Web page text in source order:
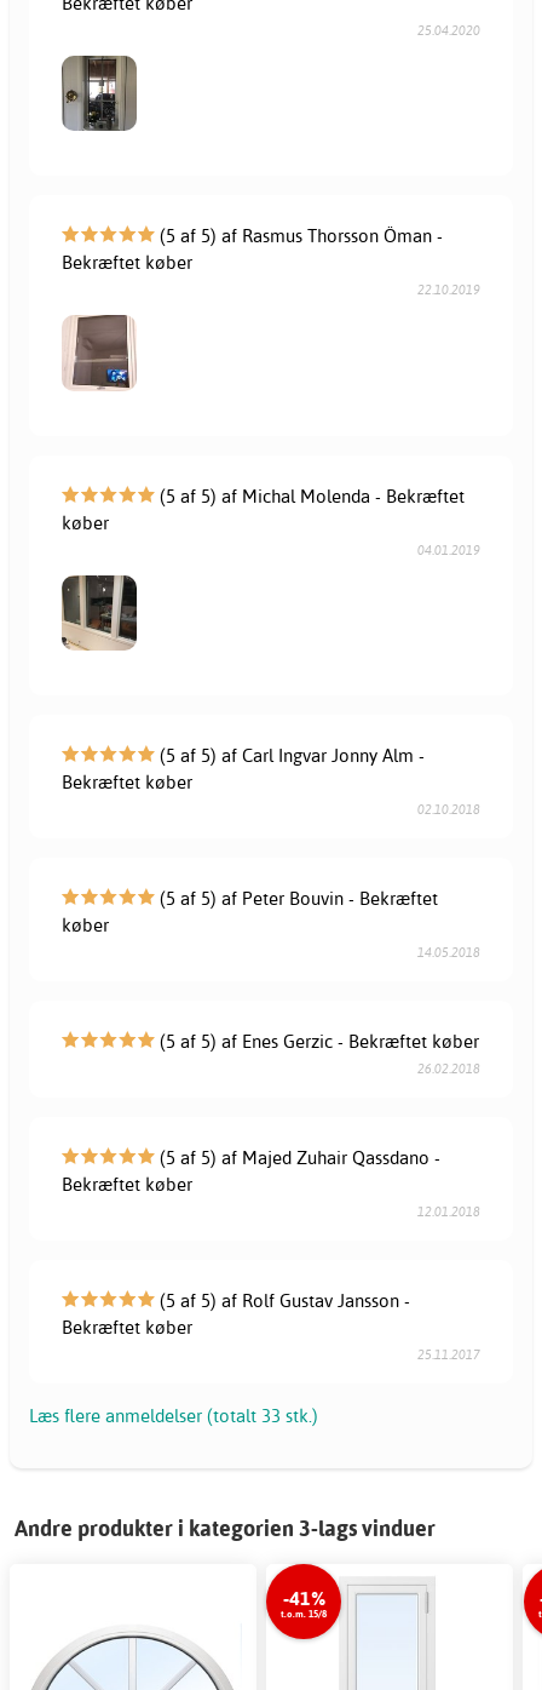
25.04.2020
(5 af 5) af Rasmus Thorsson Öman -
Bekræftet køber
22.10.2019
(5 af 5) af Michal Molenda - Bekræftet
køber
04.01.2019
(5 af 5) af Carl Ingvar Jonny Alm -
Bekræftet køber
02.10.2018
(5 af 5) af Peter Bouvin - Bekræftet
køber
14.05.2018
(5 af 5) af Enes Gerzic - Bekræftet køber
26.02.2018
(5 af 5) af Majed Zuhair Qassdano -
Bekræftet køber
12.01.2018
(5 af 5) af Rolf Gustav Jansson -
Bekræftet køber
25.11.2017
Læs flere anmeldelser (totalt 33 stk.)
Andre produkter i kategorien 3-lags vinduer
-41%
t.o.m. 15/8